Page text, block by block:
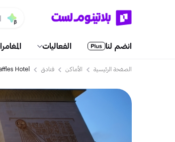
انضم لنا الفعاليات
الصفحة الرئيسية الأماكن فنادق Hotel